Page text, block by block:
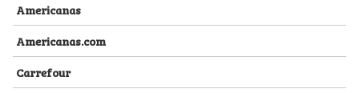
Americanas
Americanas.com
Carrefour